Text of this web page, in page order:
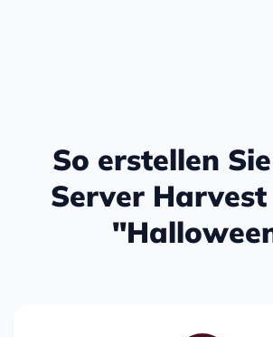
So erstellen
Server